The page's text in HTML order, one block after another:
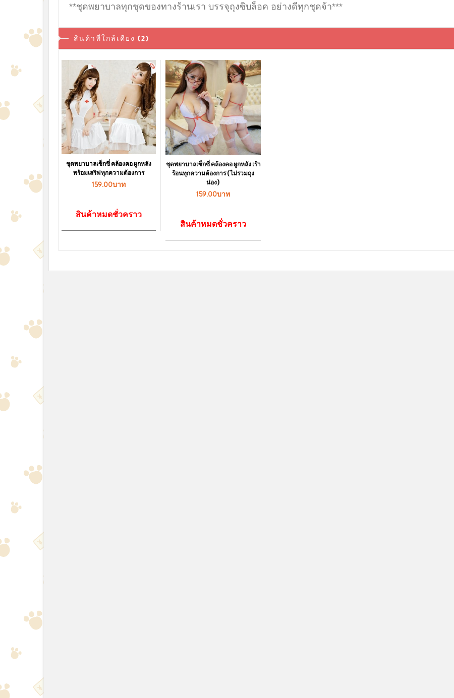
**ชุดพยาบาลทุกชุดของทางร้านเรา บรรจุถุงซิบล็อค อย่างดีทุกชุดจ้า***
สินค้าที่ใกล้เคียง (2)
ชุดพยาบาลเซ็กซี่ คล้องคอ ผูกหลัง
พร้อมเสริฟทุกความต้องการ
159.00บาท
สินค้าหมดชั่วคราว
ชุดพยาบาลเซ็กซี่ คล้องคอ ผูกหลัง เร้า
ร้อนทุกความต้องการ (ไม่รวมถุง
น่อง)
159.00บาท
สินค้าหมดชั่วคราว